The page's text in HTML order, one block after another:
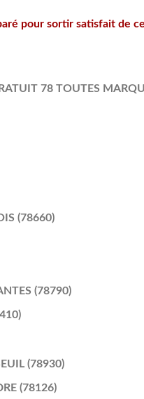
pour sortir satisfait de
78 TOUTES
(78660)
(78790)
(78930)
(78126)